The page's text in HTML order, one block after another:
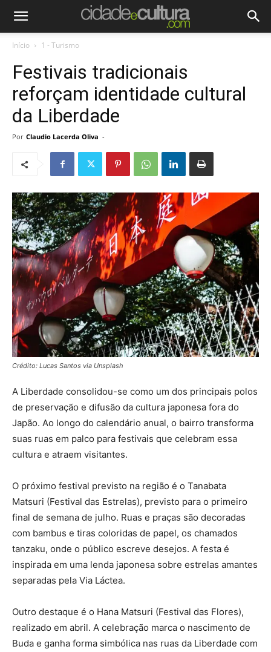
Início 1 - Turismo
Festivais tradicionais
reforçam identidade cultural
da Liberdade
Por Claudio Lacerda Oliva -
Crédito: Lucas Santos via Unsplash
A Liberdade consolidou-se como um dos principais polos
de preservação e difusão da cultura japonesa fora do
Japão. Ao longo do calendário anual, o bairro transforma
suas ruas em palco para festivais que celebram essa
cultura e atraem visitantes.
O próximo festival previsto na região é o Tanabata
Matsuri (Festival das Estrelas), previsto para o primeiro
final de semana de julho. Ruas e praças são decoradas
com bambus e tiras coloridas de papel, os chamados
tanzaku, onde o público escreve desejos. A festa é
inspirada em uma lenda japonesa sobre estrelas amantes
separadas pela Via Láctea.
Outro destaque é o Hana Matsuri (Festival das Flores),
realizado em abril. A celebração marca o nascimento de
Buda e ganha forma simbólica nas ruas da Liberdade com